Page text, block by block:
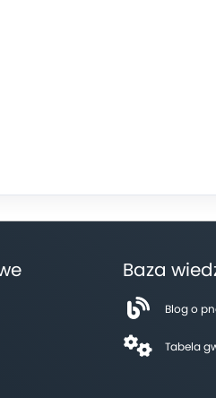
Baza
Blog o
Tabela